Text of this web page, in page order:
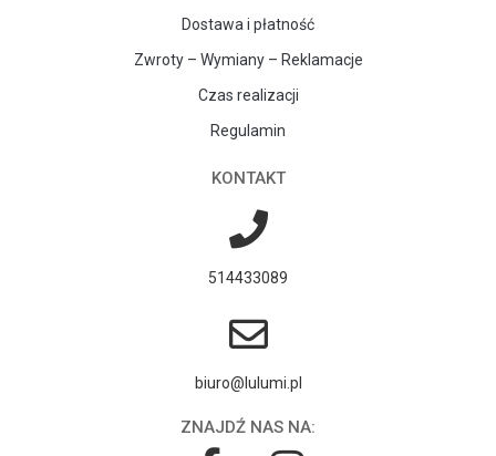
Dostawa i płatność
Zwroty – Wymiany – Reklamacje
Czas realizacji
Regulamin
KONTAKT
514433089
biuro@lulumi.pl
ZNAJDŹ NAS NA: